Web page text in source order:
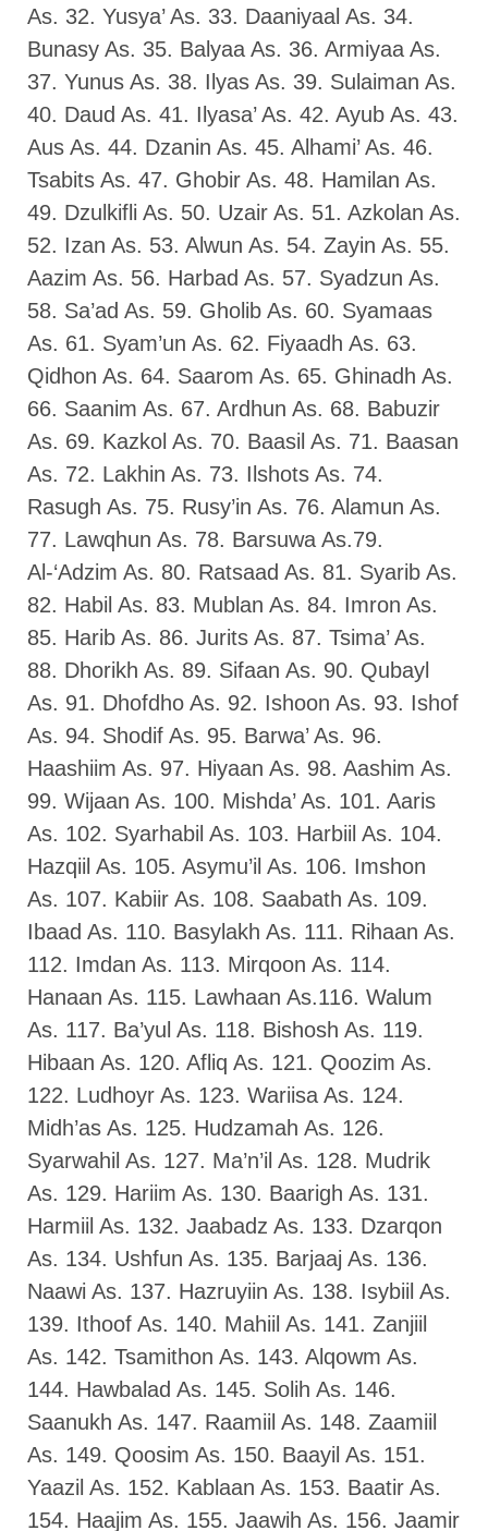
As. 32. Yusya’ As. 33. Daaniyaal As. 34.
Bunasy As. 35. Balyaa As. 36. Armiyaa As.
37. Yunus As. 38. Ilyas As. 39. Sulaiman As.
40. Daud As. 41. Ilyasa’ As. 42. Ayub As. 43.
Aus As. 44. Dzanin As. 45. Alhami’ As. 46.
Tsabits As. 47. Ghobir As. 48. Hamilan As.
49. Dzulkifli As. 50. Uzair As. 51. Azkolan As.
52. Izan As. 53. Alwun As. 54. Zayin As. 55.
Aazim As. 56. Harbad As. 57. Syadzun As.
58. Sa’ad As. 59. Gholib As. 60. Syamaas
As. 61. Syam’un As. 62. Fiyaadh As. 63.
Qidhon As. 64. Saarom As. 65. Ghinadh As.
66. Saanim As. 67. Ardhun As. 68. Babuzir
As. 69. Kazkol As. 70. Baasil As. 71. Baasan
As. 72. Lakhin As. 73. Ilshots As. 74.
Rasugh As. 75. Rusy’in As. 76. Alamun As.
77. Lawqhun As. 78. Barsuwa As.79.
Al-‘Adzim As. 80. Ratsaad As. 81. Syarib As.
82. Habil As. 83. Mublan As. 84. Imron As.
85. Harib As. 86. Jurits As. 87. Tsima’ As.
88. Dhorikh As. 89. Sifaan As. 90. Qubayl
As. 91. Dhofdho As. 92. Ishoon As. 93. Ishof
As. 94. Shodif As. 95. Barwa’ As. 96.
Haashiim As. 97. Hiyaan As. 98. Aashim As.
99. Wijaan As. 100. Mishda’ As. 101. Aaris
As. 102. Syarhabil As. 103. Harbiil As. 104.
Hazqiil As. 105. Asymu’il As. 106. Imshon
As. 107. Kabiir As. 108. Saabath As. 109.
Ibaad As. 110. Basylakh As. 111. Rihaan As.
112. Imdan As. 113. Mirqoon As. 114.
Hanaan As. 115. Lawhaan As.116. Walum
As. 117. Ba’yul As. 118. Bishosh As. 119.
Hibaan As. 120. Afliq As. 121. Qoozim As.
122. Ludhoyr As. 123. Wariisa As. 124.
Midh’as As. 125. Hudzamah As. 126.
Syarwahil As. 127. Ma’n’il As. 128. Mudrik
As. 129. Hariim As. 130. Baarigh As. 131.
Harmiil As. 132. Jaabadz As. 133. Dzarqon
As. 134. Ushfun As. 135. Barjaaj As. 136.
Naawi As. 137. Hazruyiin As. 138. Isybiil As.
139. Ithoof As. 140. Mahiil As. 141. Zanjiil
As. 142. Tsamithon As. 143. Alqowm As.
144. Hawbalad As. 145. Solih As. 146.
Saanukh As. 147. Raamiil As. 148. Zaamiil
As. 149. Qoosim As. 150. Baayil As. 151.
Yaazil As. 152. Kablaan As. 153. Baatir As.
154. Haajim As. 155. Jaawih As. 156. Jaamir